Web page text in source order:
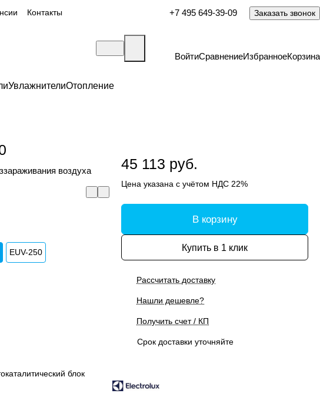
Контакты +7 495 649-39-09 Заказать звонок
ВойтиСравнениеИзбранноеКорзина
УвлажнителиОтопление
воздуха
EUV-250
блок
45 113 руб.
Цена указана с учётом НДС 22%
В корзину
Купить в 1 клик
Рассчитать доставку
Нашли дешевле?
Получить счет / КП
Срок доставки уточняйте